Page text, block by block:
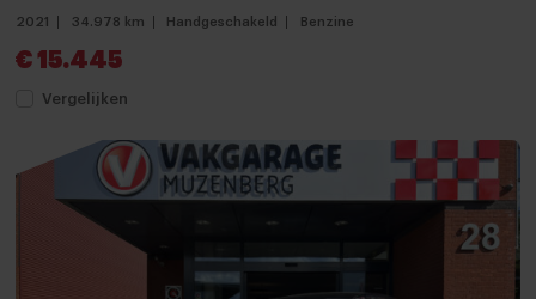
Parkeersensor voor
Parkeersensor voor en achter
verwarmde zijspiegels
Achteruitrijcamera
Android auto
2021 34.978 km Handgeschakeld Benzine
€ 15.445
Vergelijken